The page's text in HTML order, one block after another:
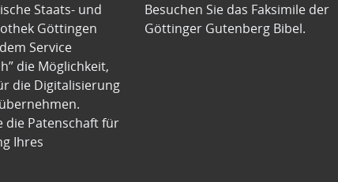
Staats- und
Göttingen
Service
die Möglichkeit,
die Digitalisierung
die Patenschaft für
Ihres
Besuchen Sie das Faksimile der
Göttinger Gutenberg Bibel.